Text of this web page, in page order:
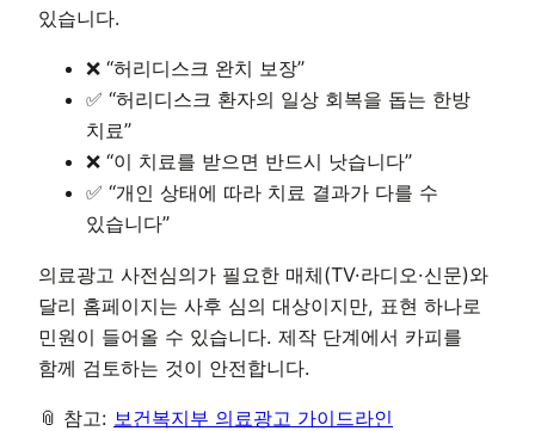
있습니다.
❌ “허리디스크 완치 보장”
✅ “허리디스크 환자의 일상 회복을 돕는 한방
치료”
❌ “이 치료를 받으면 반드시 낫습니다”
✅ “개인 상태에 따라 치료 결과가 다를 수
있습니다”
의료광고 사전심의가 필요한 매체(TV·라디오·신문)와
달리 홈페이지는 사후 심의 대상이지만, 표현 하나로
민원이 들어올 수 있습니다. 제작 단계에서 카피를
함께 검토하는 것이 안전합니다.
📎 참고: 보건복지부 의료광고 가이드라인